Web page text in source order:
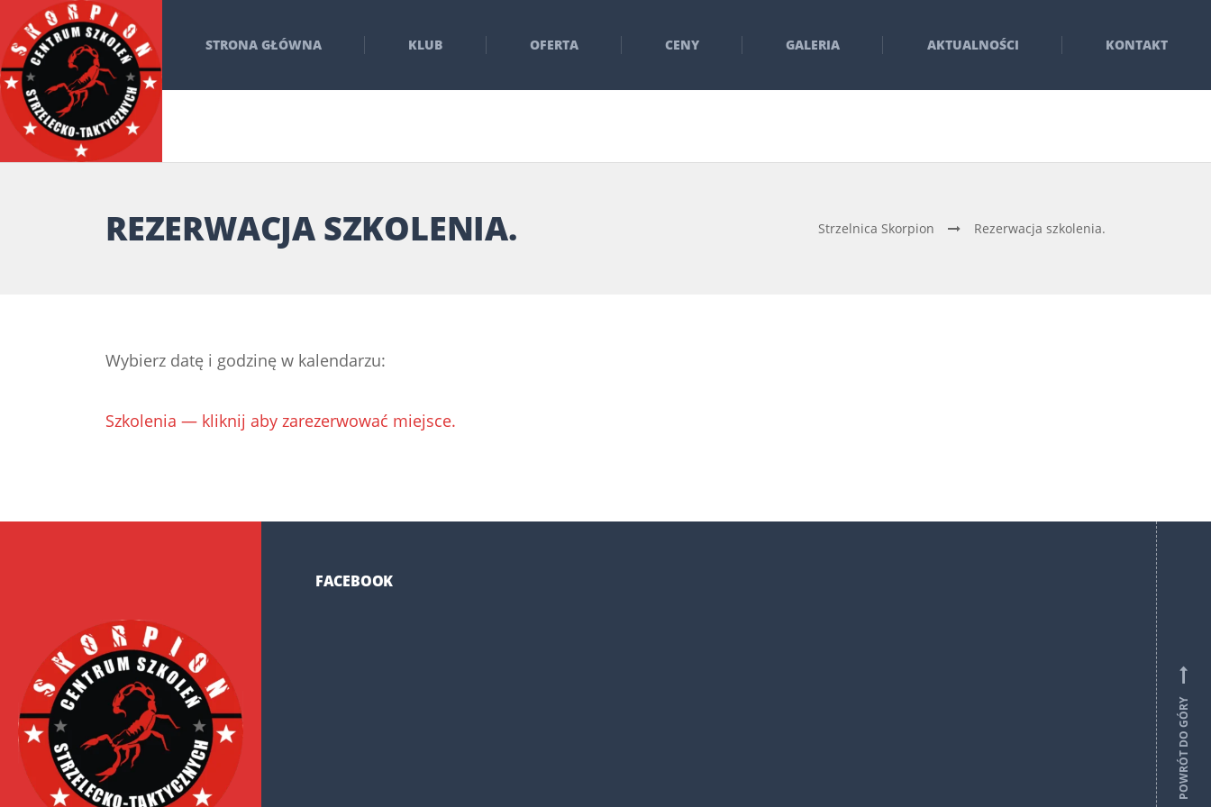
STRONA GŁÓWNA KLUB OFERTA CENY GALERIA AKTUALNOŚCI KONTAKT
REZERWACJA SZKOLENIA. Strzelnica Skorpion Rezerwacja szkolenia.
Wybierz datę i godzinę w kalendarzu:
Szkolenia — kliknij aby zarezerwować miejsce.
FACEBOOK
POWRÓT DO GÓRY